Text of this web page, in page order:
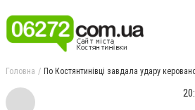
Головна По Костянтинівці завдала удару